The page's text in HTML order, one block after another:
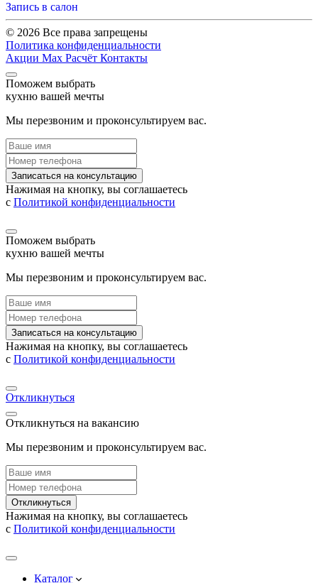
Запись в салон
© 2026 Все права запрещены
Политика конфиденциальности
Акции Max Расчёт Контакты
Поможем выбрать
кухню вашей мечты
Мы перезвоним и проконсультируем вас.
Записаться на консультацию
Нажимая на кнопку, вы соглашаетесь
с Политикой конфиденциальности
Поможем выбрать
кухню вашей мечты
Мы перезвоним и проконсультируем вас.
Записаться на консультацию
Нажимая на кнопку, вы соглашаетесь
с Политикой конфиденциальности
Откликнуться
Откликнуться на вакансию
Мы перезвоним и проконсультируем вас.
Откликнуться
Нажимая на кнопку, вы соглашаетесь
с Политикой конфиденциальности
Каталог